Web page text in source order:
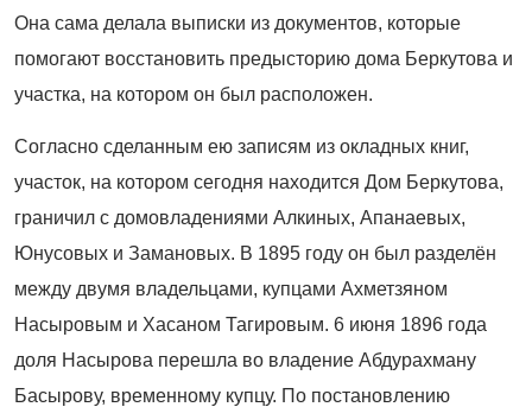
Она сама делала выписки из документов, которые
помогают восстановить предысторию дома Беркутова и
участка, на котором он был расположен.
Согласно сделанным ею записям из окладных книг,
участок, на котором сегодня находится Дом Беркутова,
граничил с домовладениями Алкиных, Апанаевых,
Юнусовых и Замановых. В 1895 году он был разделён
между двумя владельцами, купцами Ахметзяном
Насыровым и Хасаном Тагировым. 6 июня 1896 года
доля Насырова перешла во владение Абдурахману
Басырову, временному купцу. По постановлению